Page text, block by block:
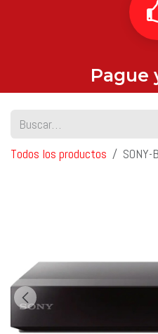
Pague
Todos los productos